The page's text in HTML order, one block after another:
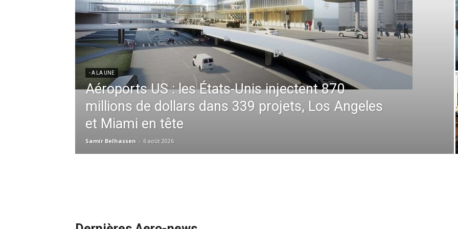
- A LA UNE
Météo aéronautique 2026 : De la prévision à
l’anticipation absolue, comment la technologie
redéfinit les opérations en plein ciel et au sol
Samir Belhassen - 24 juillet 2026